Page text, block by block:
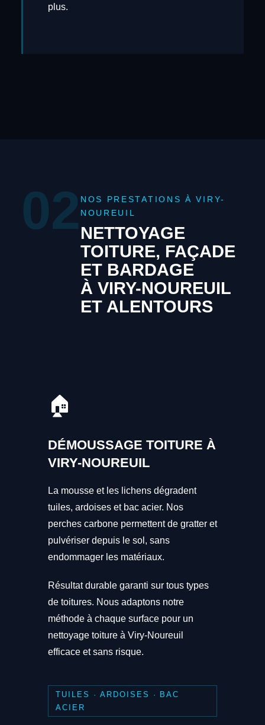
plus.
02 NOS PRESTATIONS À VIRY-
NOUREUIL
NETTOYAGE
TOITURE, FAÇADE
ET BARDAGE
À VIRY-NOUREUIL
ET ALENTOURS
🏠
DÉMOUSSAGE TOITURE À
VIRY-NOUREUIL
La mousse et les lichens dégradent
tuiles, ardoises et bac acier. Nos
perches carbone permettent de gratter et
pulvériser depuis le sol, sans
endommager les matériaux.
Résultat durable garanti sur tous types
de toitures. Nous adaptons notre
méthode à chaque surface pour un
nettoyage toiture à Viry-Noureuil
efficace et sans risque.
TUILES · ARDOISES · BAC
ACIER